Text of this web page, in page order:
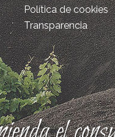
Política de cookies
Transparencia